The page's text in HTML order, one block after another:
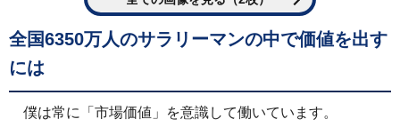
全国6350万人のサラリーマンの中で価値を出す
には
僕は常に「市場価値」を意識して働いています。